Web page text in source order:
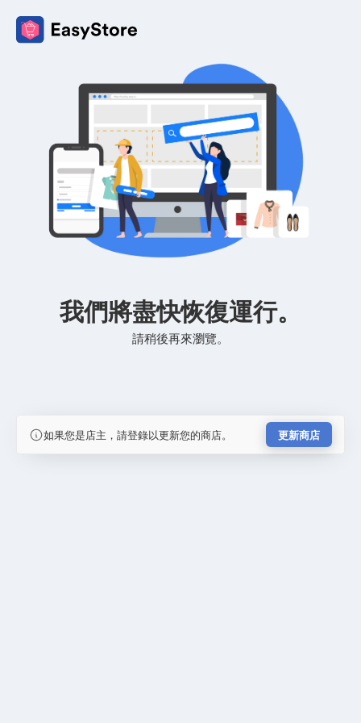
我們將盡快恢復運行。
請稍後再來瀏覽。
如果您是店主，請登錄以更新您的商店。 更新商店